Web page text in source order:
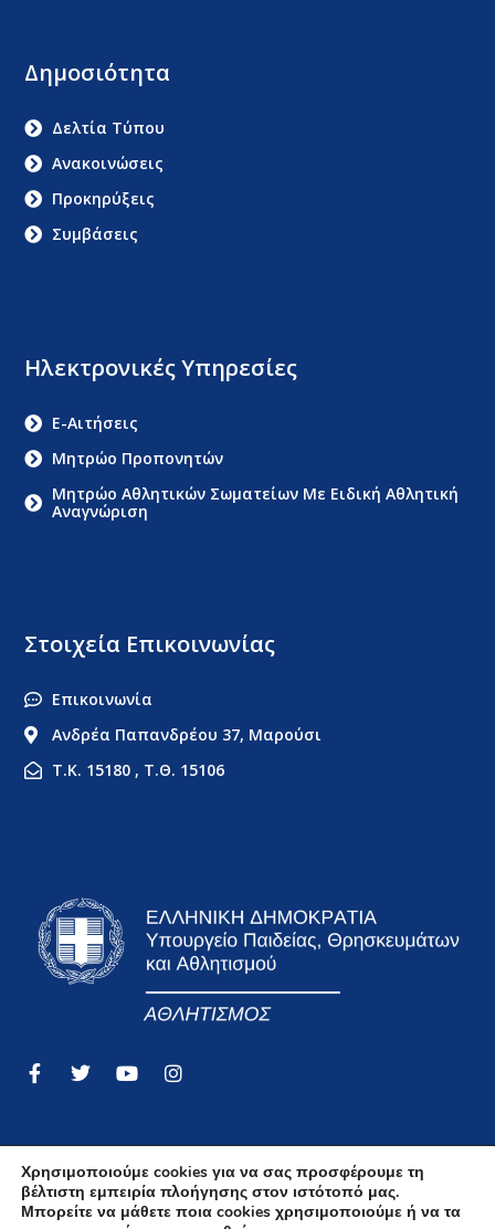
Στοιχεία Επικοινωνίας
Επικοινωνία
Ανδρέα Παπανδρέου 37, Μαρούσι
Τ.Κ. 15180 , Τ.Θ. 15106
Ηλεκτρονικές Υπηρεσίες
E-Αιτήσεις
Μητρώο Προπονητών
Μητρώο Αθλητικών Σωματείων Με Ειδική Αθλητική
Αναγνώριση
Δημοσιότητα
Δελτία Τύπου
Ανακοινώσεις
Προκηρύξεις
Συμβάσεις
Όροι Χρήσης
Χρησιμοποιούμε cookies για να σας προσφέρουμε τη
βέλτιστη εμπειρία πλοήγησης στον ιστότοπό μας.
Μπορείτε να μάθετε ποια cookies χρησιμοποιούμε ή να τα